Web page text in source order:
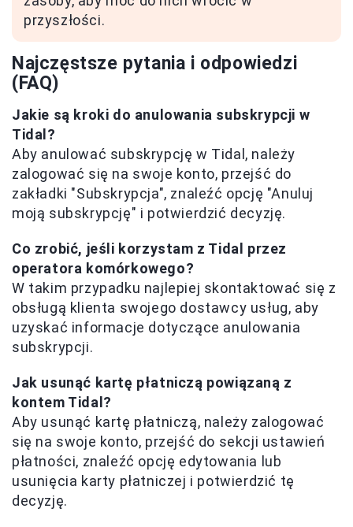
przyszłości.
Najczęstsze pytania i odpowiedzi
(FAQ)
Jakie są kroki do anulowania subskrypcji w
Tidal?
Aby anulować subskrypcję w Tidal, należy
zalogować się na swoje konto, przejść do
zakładki "Subskrypcja", znaleźć opcję "Anuluj
moją subskrypcję" i potwierdzić decyzję.
Co zrobić, jeśli korzystam z Tidal przez
operatora komórkowego?
W takim przypadku najlepiej skontaktować się z
obsługą klienta swojego dostawcy usług, aby
uzyskać informacje dotyczące anulowania
subskrypcji.
Jak usunąć kartę płatniczą powiązaną z
kontem Tidal?
Aby usunąć kartę płatniczą, należy zalogować
się na swoje konto, przejść do sekcji ustawień
płatności, znaleźć opcję edytowania lub
usunięcia karty płatniczej i potwierdzić tę
decyzję.